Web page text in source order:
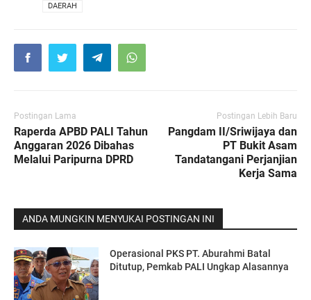
DAERAH
Postingan Lama
Raperda APBD PALI Tahun
Anggaran 2026 Dibahas
Melalui Paripurna DPRD
Postingan Lebih Baru
Pangdam II/Sriwijaya dan
PT Bukit Asam
Tandatangani Perjanjian
Kerja Sama
ANDA MUNGKIN MENYUKAI POSTINGAN INI
Operasional PKS PT. Aburahmi Batal
Ditutup, Pemkab PALI Ungkap Alasannya